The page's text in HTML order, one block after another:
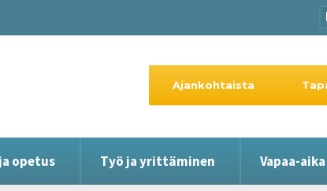
opetus Työ ja yrittäminen Vapaa-
Ajankohtaista